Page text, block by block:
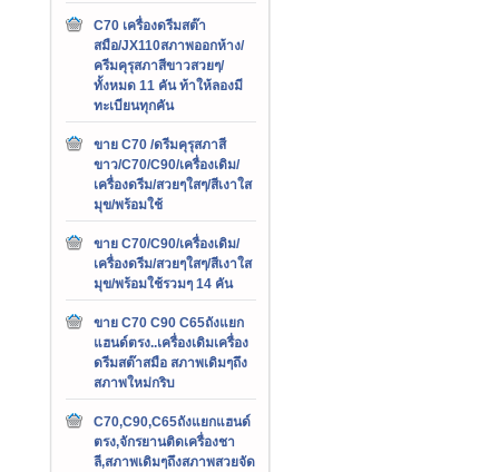
C70 เครื่องดรีมสต๊า
สมือ/JX110สภาพออกห้าง/
ครีมคุรุสภาสีขาวสวยๆ/
ทั้งหมด 11 คัน ท้าให้ลองมี
ทะเบียนทุกคัน
ขาย C70 /ดรีมคุรุสภาสี
ขาว/C70/C90/เครื่องเดิม/
เครื่องดรีม/สวยๆใสๆ/สีเงาใส
มุข/พร้อมใช้
ขาย C70/C90/เครื่องเดิม/
เครื่องดรีม/สวยๆใสๆ/สีเงาใส
มุข/พร้อมใช้รวมๆ 14 คัน
ขาย C70 C90 C65ถังแยก
แฮนด์ตรง..เครื่องเดิมเครื่อง
ดรีมสต๊าสมือ สภาพเดิมๆถึง
สภาพใหม่กริบ
C70,C90,C65ถังแยกแฮนด์
ตรง,จักรยานติดเครื่องชา
ลี,สภาพเดิมๆถึงสภาพสวยจัด